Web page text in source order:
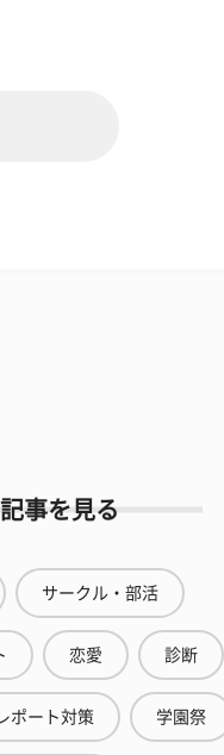
事を見る
サークル・部活
恋愛 診断
ポート対策 学園祭